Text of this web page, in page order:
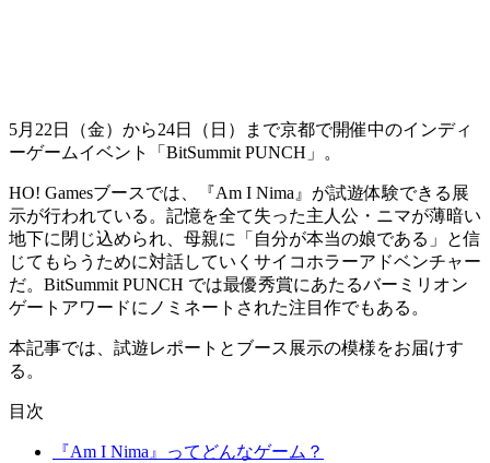
5月22日（金）から24日（日）まで京都で開催中のインディ
ーゲームイベント
「BitSummit PUNCH」 。
HO! Gamesブースでは、 『Am I Nima』 が試遊体験できる展
示が行われている。 記憶を全て失った主人公・ニマが薄暗い
地下に閉じ込められ、母親に「自分が本当の娘である」と信
じてもらうために対話していくサイコホラーアドベンチャー
だ。BitSummit PUNCH では最優秀賞にあたるバーミリオン
ゲートアワードにノミネート された注目作でもある。
本記事では、試遊レポートとブース展示の模様をお届けす
る。
目次
『Am I Nima』ってどんなゲーム？